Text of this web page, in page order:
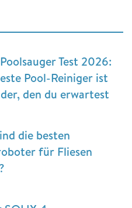
Test 2026:
Pool-Reiniger ist
den du erwartest
die besten
für Fliesen